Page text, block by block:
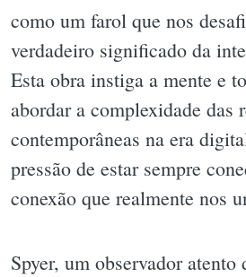
como um farol que nos
verdadeiro significado da
Esta obra instiga a mente e
abordar a complexidade das
contemporâneas na era
pressão de estar sempre
conexão que realmente nos
Spyer, um observador atento